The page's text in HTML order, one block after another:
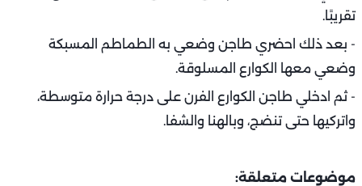
تقريبًا.
- بعد ذلك احضري طاجن وضعي به الطماطم المسبكة
وضعي معها الكوارع المسلوقة.
- ثم ادخلي طاجن الكوارع الفرن على درجة حرارة متوسطة،
واتركيها حتى تنضج، وبالهنا والشفا.
موضوعات متعلقة: